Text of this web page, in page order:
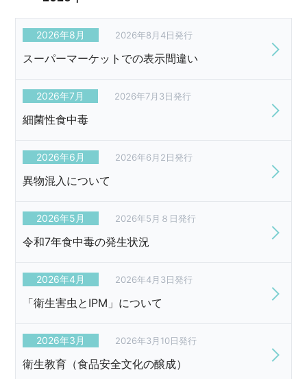
2026年8月 2026年8月4日発行
スーパーマーケットでの表示間違い
2026年7月 2026年7月3日発行
細菌性食中毒
2026年6月 2026年6月2日発行
異物混入について
2026年5月 2026年5月８日発行
令和7年食中毒の発生状況
2026年4月 2026年4月3日発行
「衛生害虫とIPM」について
2026年3月 2026年3月10日発行
衛生教育（食品安全文化の醸成）